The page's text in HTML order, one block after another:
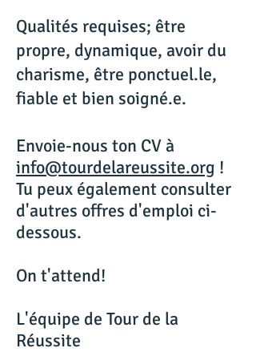
Qualités requises; être
propre, dynamique, avoir du
charisme, être ponctuel.le,
fiable et bien soigné.e.
Envoie-nous ton CV à
info@tourdelareussite.org !
Tu peux également consulter
d'autres offres d'emploi ci-
dessous.
On t'attend!
L'équipe de Tour de la
Réussite